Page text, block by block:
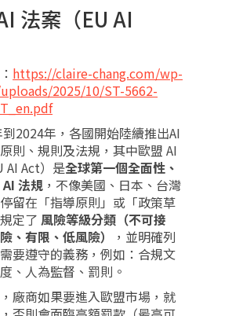
法案（EU AI
https://claire-chang.com/wp-
2025/10/ST-5662-
2024年，各國開始陸續推出AI
則、規則及法規，其中歐盟 AI
AI Act）是全球第一個全面性、
法規 ，不像美國、日本、台灣
留在「指導原則」或「政策草
定了 風險等級分類（不可接
、有限、低風險）
，並明確列
要遵守的義務，例如：合規文
、人為監督、罰則。
廠商如果要進入歐盟市場，就